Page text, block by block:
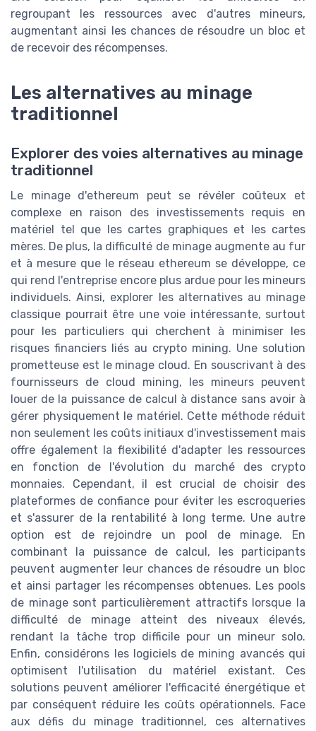
regroupant les ressources avec d'autres mineurs,
augmentant ainsi les chances de résoudre un bloc et
de recevoir des récompenses.
Les alternatives au minage
traditionnel
Explorer des voies alternatives au minage
traditionnel
Le minage d'ethereum peut se révéler coûteux et
complexe en raison des investissements requis en
matériel tel que les cartes graphiques et les cartes
mères. De plus, la difficulté de minage augmente au fur
et à mesure que le réseau ethereum se développe, ce
qui rend l'entreprise encore plus ardue pour les mineurs
individuels. Ainsi, explorer les alternatives au minage
classique pourrait être une voie intéressante, surtout
pour les particuliers qui cherchent à minimiser les
risques financiers liés au crypto mining. Une solution
prometteuse est le minage cloud. En souscrivant à des
fournisseurs de cloud mining, les mineurs peuvent
louer de la puissance de calcul à distance sans avoir à
gérer physiquement le matériel. Cette méthode réduit
non seulement les coûts initiaux d'investissement mais
offre également la flexibilité d'adapter les ressources
en fonction de l'évolution du marché des crypto
monnaies. Cependant, il est crucial de choisir des
plateformes de confiance pour éviter les escroqueries
et s'assurer de la rentabilité à long terme. Une autre
option est de rejoindre un pool de minage. En
combinant la puissance de calcul, les participants
peuvent augmenter leur chances de résoudre un bloc
et ainsi partager les récompenses obtenues. Les pools
de minage sont particulièrement attractifs lorsque la
difficulté de minage atteint des niveaux élevés,
rendant la tâche trop difficile pour un mineur solo.
Enfin, considérons les logiciels de mining avancés qui
optimisent l'utilisation du matériel existant. Ces
solutions peuvent améliorer l'efficacité énergétique et
par conséquent réduire les coûts opérationnels. Face
aux défis du minage traditionnel, ces alternatives